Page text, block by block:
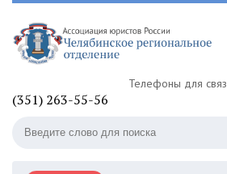
Телефоны для
(351) 263-55-56